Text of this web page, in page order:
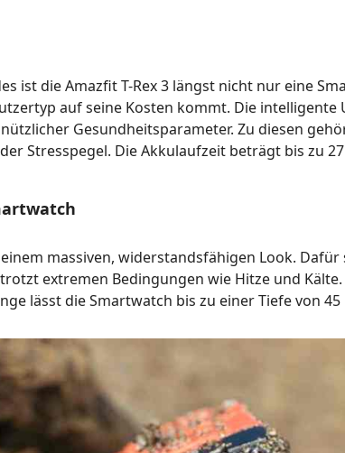
ist die Amazfit T-Rex 3 längst nicht nur eine
auf seine Kosten kommt. Die
Gesundheitsparameter. Zu diesen
Stresspegel. Die Akkulaufzeit beträgt bis zu 27
massiven, widerstandsfähigen Look.
extremen Bedingungen wie Hitze und
lässt die Smartwatch bis zu einer Tiefe von